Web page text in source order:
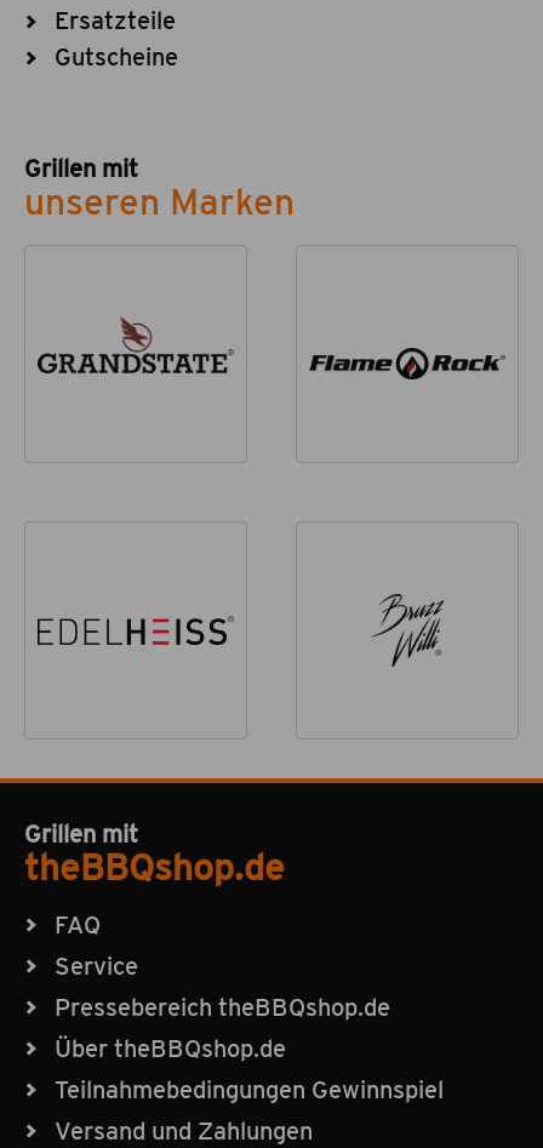
Ersatzteile
Gutscheine
Grillen mit
unseren Marken
Grillen mit
theBBQshop.de
FAQ
Service
Pressebereich theBBQshop.de
Über theBBQshop.de
Teilnahmebedingungen Gewinnspiel
Versand und Zahlungen